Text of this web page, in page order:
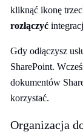
kliknąć ikonę
rozłączyć
Gdy odłączysz
SharePoint.
dokumentów
korzystać.
Organizacja